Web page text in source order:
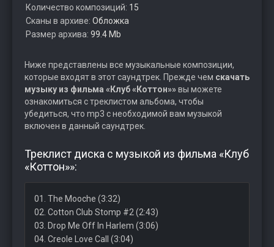
Количество композиций: 15
Сканы в архиве: Обложка
Размер архива: 99.4 Mb
Ниже представлены все музыкальные композиции,
которые входят в этот саундтрек. Прежде чем скачать
музыку из фильма «Клуб «Коттон»»вы можете
ознакомиться с треклистом альбома, чтобы
убедиться, что mp3 с необходимой вам музыкой
включен в данный саундтрек.
Треклист диска с музыкой из фильма «Клуб
«Коттон»»:
01. The Mooche (3:32)
02. Cotton Club Stomp #2 (2:43)
03. Drop Me Off In Harlem (3:06)
04. Creole Love Call (3:04)